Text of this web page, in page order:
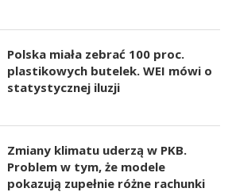
Polska miała zebrać 100 proc.
plastikowych butelek. WEI mówi o
statystycznej iluzji
Zmiany klimatu uderzą w PKB.
Problem w tym, że modele
pokazują zupełnie różne rachunki